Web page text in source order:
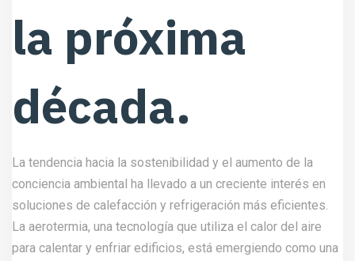
la próxima
década.
La tendencia hacia la sostenibilidad y el aumento de la
conciencia ambiental ha llevado a un creciente interés en
soluciones de calefacción y refrigeración más eficientes.
La aerotermia, una tecnología que utiliza el calor del aire
para calentar y enfriar edificios, está emergiendo como una